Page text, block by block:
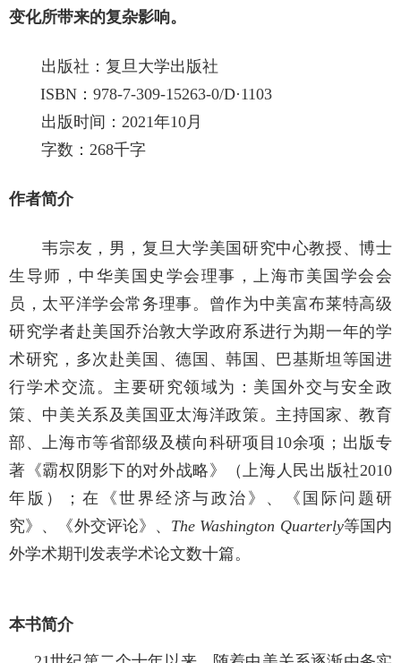
变化所带来的复杂影响。
出版社：复旦大学出版社
ISBN：978-7-309-15263-0/D·1103
出版时间： 2021年10月
字数： 268千字
作者简介
韦宗友，男，复旦大学美国研究中心教授、博士
生导师，中华美国史学会理事，上海市美国学会会
员，太平洋学会常务理事。曾作为中美富布莱特高级
研究学者赴美国乔治敦大学政府系进行为期一年的学
术研究，多次赴美国、德国、韩国、巴基斯坦等国进
行学术交流。主要研究领域为：美国外交与安全政
策、中美关系及美国亚太海洋政策。 主持国家、教育
部、上海市等省部级及横向科研项目 10余项；出版专
著《霸权阴影下的对外战略》（上海人民出版社2010
年版）；在《世界经济与政治》、《国际问题研
究》、《外交评论》、 The Washington Quarterly等国内
外学术期刊发表学术论文数十篇。
本书简介